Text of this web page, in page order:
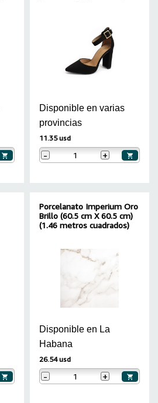
Disponible en varias
provincias
11.35 usd
- +
Porcelanato Imperium Oro
Brillo (60.5 cm X 60.5 cm)
(1.46 metros cuadrados)
Disponible en La
Habana
26.54 usd
- +